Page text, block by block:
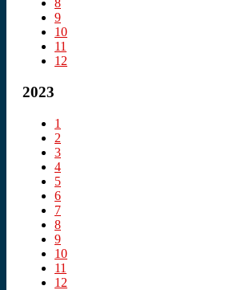
8
9
10
11
12
2023
1
2
3
4
5
6
7
8
9
10
11
12